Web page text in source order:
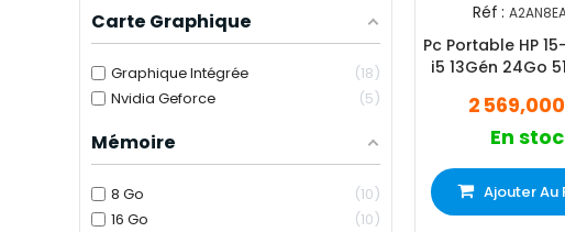
Carte Graphique
Graphique Intégrée
18
Nvidia Geforce
5
Mémoire
8 Go
10
16 Go
10
Réf :
Pc Portable HP
i5 13Gén 24Go
2
En
Ajouter Au